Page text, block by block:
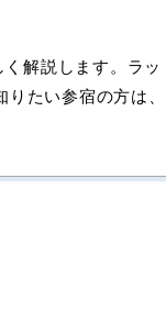
解説します。ラッ
たい参宿の方は、